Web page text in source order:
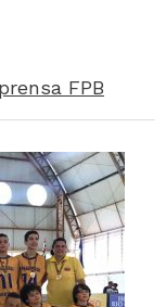
FPB